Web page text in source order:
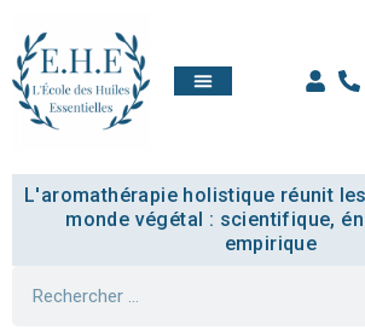
L'aromathérapie holistique réunit
monde végétal : scientifique,
empirique